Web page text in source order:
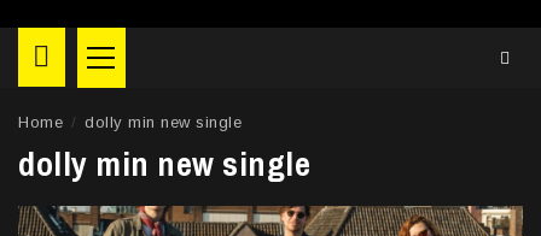
Primary
Menu
Home dolly min new single
dolly min new single